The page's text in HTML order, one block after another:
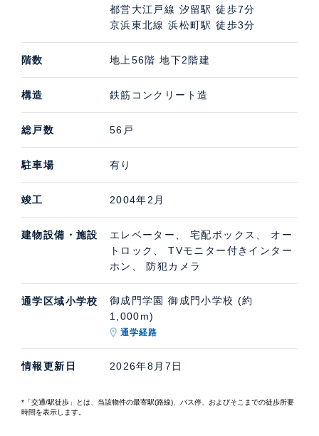
都営大江戸線 汐留駅 徒歩7分
京浜東北線 浜松町駅 徒歩3分
階数 地上56階 地下2階建
構造 鉄筋コンクリート造
総戸数 56戸
駐車場 有り
竣工 2004年2月
建物設備・施設
エレベーター、 宅配ボックス、 オー
トロック、 TVモニター付きインター
ホン、 防犯カメラ
通学区域小学校
御成門学園 御成門小学校 (約
1,000m)
通学経路
情報更新日 2026年8月7日
*「交通/駅徒歩」とは、当該物件の最寄駅(路線)、バス停、およびそこまでの徒歩所要
時間を表示します。